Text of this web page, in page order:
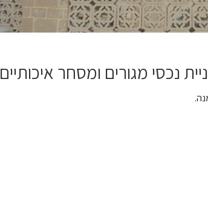
נכסי מגורים ומסחר איכותיים